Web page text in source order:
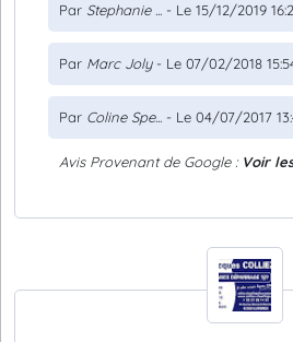
Par Stephanie ... - Le 15/12/2019
Par Marc Joly- Le 07/02/2018
Par Coline Spe... - Le 04/07/2017
Avis Provenant de Google : Voir